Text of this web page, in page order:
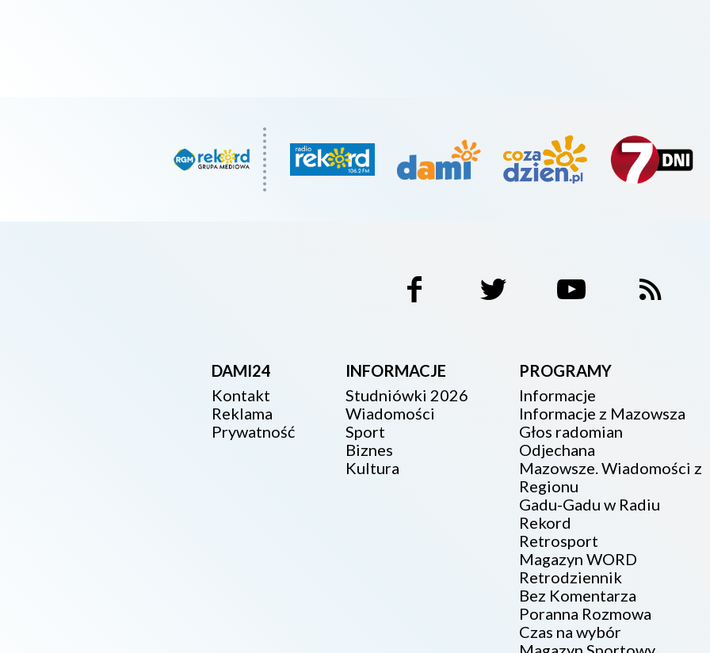
DAMI24
Kontakt
Reklama
Prywatność
INFORMACJE
Studniówki 2026
Wiadomości
Sport
Biznes
Kultura
PROGRAMY
Informacje
Informacje z Mazowsza
Głos radomian
Odjechana
Mazowsze. Wiadomości z
Regionu
Gadu-Gadu w Radiu
Rekord
Retrosport
Magazyn WORD
Retrodziennik
Bez Komentarza
Poranna Rozmowa
Czas na wybór